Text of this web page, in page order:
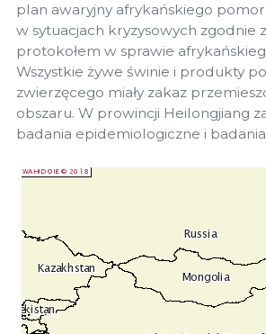
plan awaryjny afrykańskiego
w sytuacjach kryzysowych zgodnie
protokołem w sprawie
Wszystkie żywe świnie i produkty
zwierzęcego miały zakaz
obszaru. W prowincji Heilongjiang
badania epidemiologiczne i